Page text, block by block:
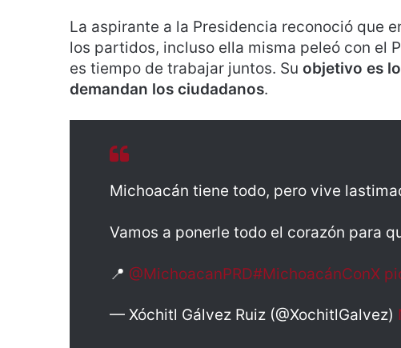
La aspirante a la Presidencia reconoció que
los partidos, incluso ella misma peleó con el
es tiempo de trabajar juntos. Su objetivo es
demandan los ciudadanos.
Michoacán tiene todo, pero vive
Vamos a ponerle todo el corazón para
📍 @MichoacanPRD#MichoacánConX
— Xóchitl Gálvez Ruiz (@XochitlGalvez)